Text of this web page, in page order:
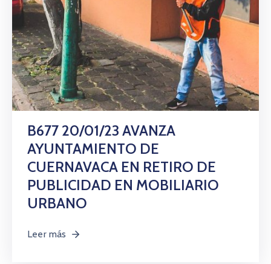
B677 20/01/23 AVANZA
AYUNTAMIENTO DE
CUERNAVACA EN RETIRO DE
PUBLICIDAD EN MOBILIARIO
URBANO
Leer más